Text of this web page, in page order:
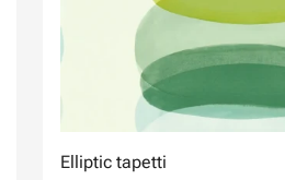
Elliptic tapetti